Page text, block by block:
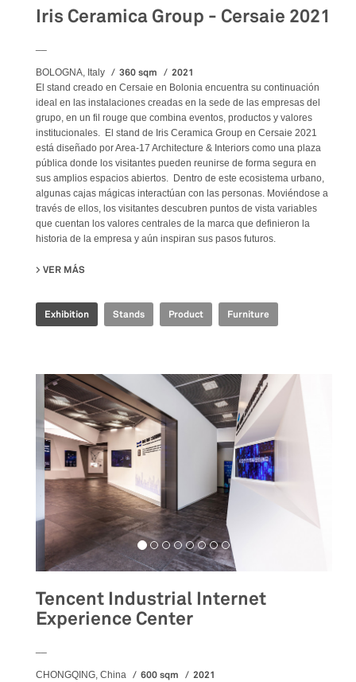
Iris Ceramica Group - Cersaie 2021
BOLOGNA, Italy 360 sqm 2021
El stand creado en Cersaie en Bolonia encuentra su continuación
ideal en las instalaciones creadas en la sede de las empresas del
grupo, en un fil rouge que combina eventos, productos y valores
institucionales. El stand de Iris Ceramica Group en Cersaie 2021
está diseñado por Area-17 Architecture & Interiors como una plaza
pública donde los visitantes pueden reunirse de forma segura en
sus amplios espacios abiertos. Dentro de este ecosistema urbano,
algunas cajas mágicas interactúan con las personas. Moviéndose a
través de ellos, los visitantes descubren puntos de vista variables
que cuentan los valores centrales de la marca que definieron la
historia de la empresa y aún inspiran sus pasos futuros.
VER MÁS
Exhibition Stands Product Furniture
Tencent Industrial Internet
Experience Center
CHONGQING, China 600 sqm 2021